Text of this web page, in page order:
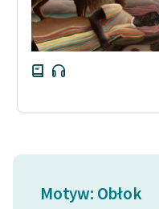
wrażliwych
Deklaracja dostępności
Motyw: Obłok